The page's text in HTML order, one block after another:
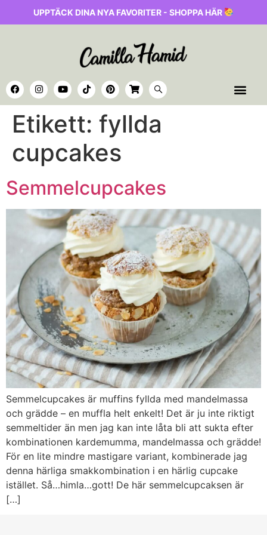
UPPTÄCK DINA NYA FAVORITER - SHOPPA HÄR
Etikett: fyllda
cupcakes
Semmelcupcakes
Semmelcupcakes är muffins fyllda med mandelmassa
och grädde – en muffla helt enkelt! Det är ju inte riktigt
semmeltider än men jag kan inte låta bli att sukta efter
kombinationen kardemumma, mandelmassa och grädde!
För en lite mindre mastigare variant, kombinerade jag
denna härliga smakkombination i en härlig cupcake
istället. Så…himla…gott! De här semmelcupcaksen är
[…]